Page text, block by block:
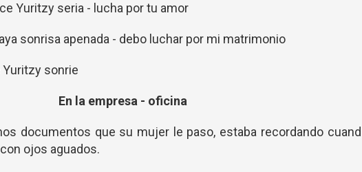
Yuritzy seria - lucha por tu amor
sonrisa apenada - debo luchar por mi matrimonio
Yuritzy sonrie
En la empresa - oficina
documentos que su mujer le paso, estaba recordando
ojos aguados.